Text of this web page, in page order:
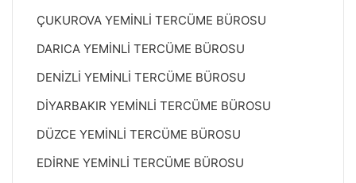
ÇUKUROVA YEMİNLİ TERCÜME BÜROSU
DARICA YEMİNLİ TERCÜME BÜROSU
DENİZLİ YEMİNLİ TERCÜME BÜROSU
DİYARBAKIR YEMİNLİ TERCÜME BÜROSU
DÜZCE YEMİNLİ TERCÜME BÜROSU
EDİRNE YEMİNLİ TERCÜME BÜROSU